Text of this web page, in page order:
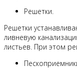
Решетки.
Решетки
ливневую
листьев. При этом